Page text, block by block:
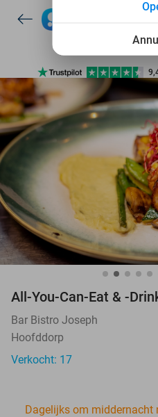
7 dagen per
10+
Ontdek
7 dagen per
10+
All-You-Can-Eat & -
Bar Bistro Joseph
Hoofddorp
Verkocht: 17
Dagelijks om middernacht